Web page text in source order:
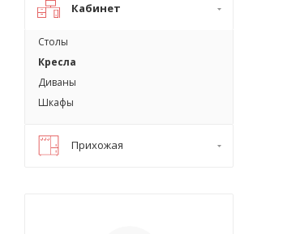
Кабинет
Столы
Кресла
Диваны
Шкафы
Прихожая